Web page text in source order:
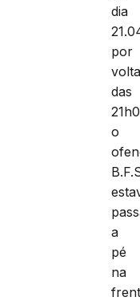
dia
por
das
o
a
pé
na